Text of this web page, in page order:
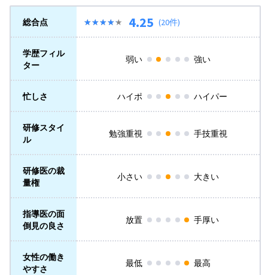
総合点 ★★★★★
★★★★★ 4.25 (20件)
学歴フィル
ター
弱い 強い
忙しさ ハイポ ハイパー
研修スタイ
ル
勉強重視 手技重視
研修医の裁
量権
小さい 大きい
指導医の面
倒見の良さ
放置 手厚い
女性の働き
やすさ
最低 最高